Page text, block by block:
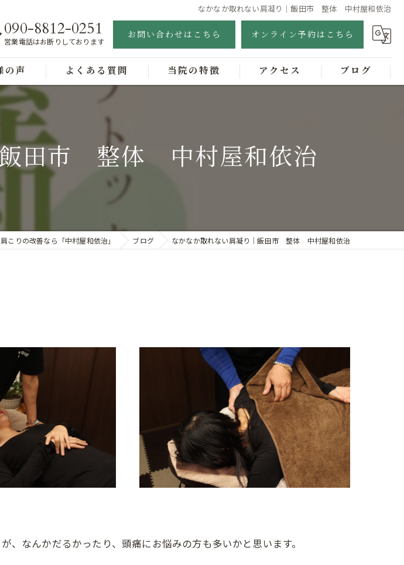
なかなか取れない肩凝り｜飯田市 整体 中村屋和依治
090-8812-0251
営業電話はお断りしております
お問い合わせはこちら オンライン予約はこちら
の声 よくある質問 当院の特徴
肩こり
アクセス ブログ
飯田市 整体 中村屋和依治
こりの改善なら「中村屋和依治」 ブログ なかなか取れない肩凝り｜飯田市 整体 中村屋和依治
なんかだるかったり、頭痛にお悩みの方も多いかと思います。